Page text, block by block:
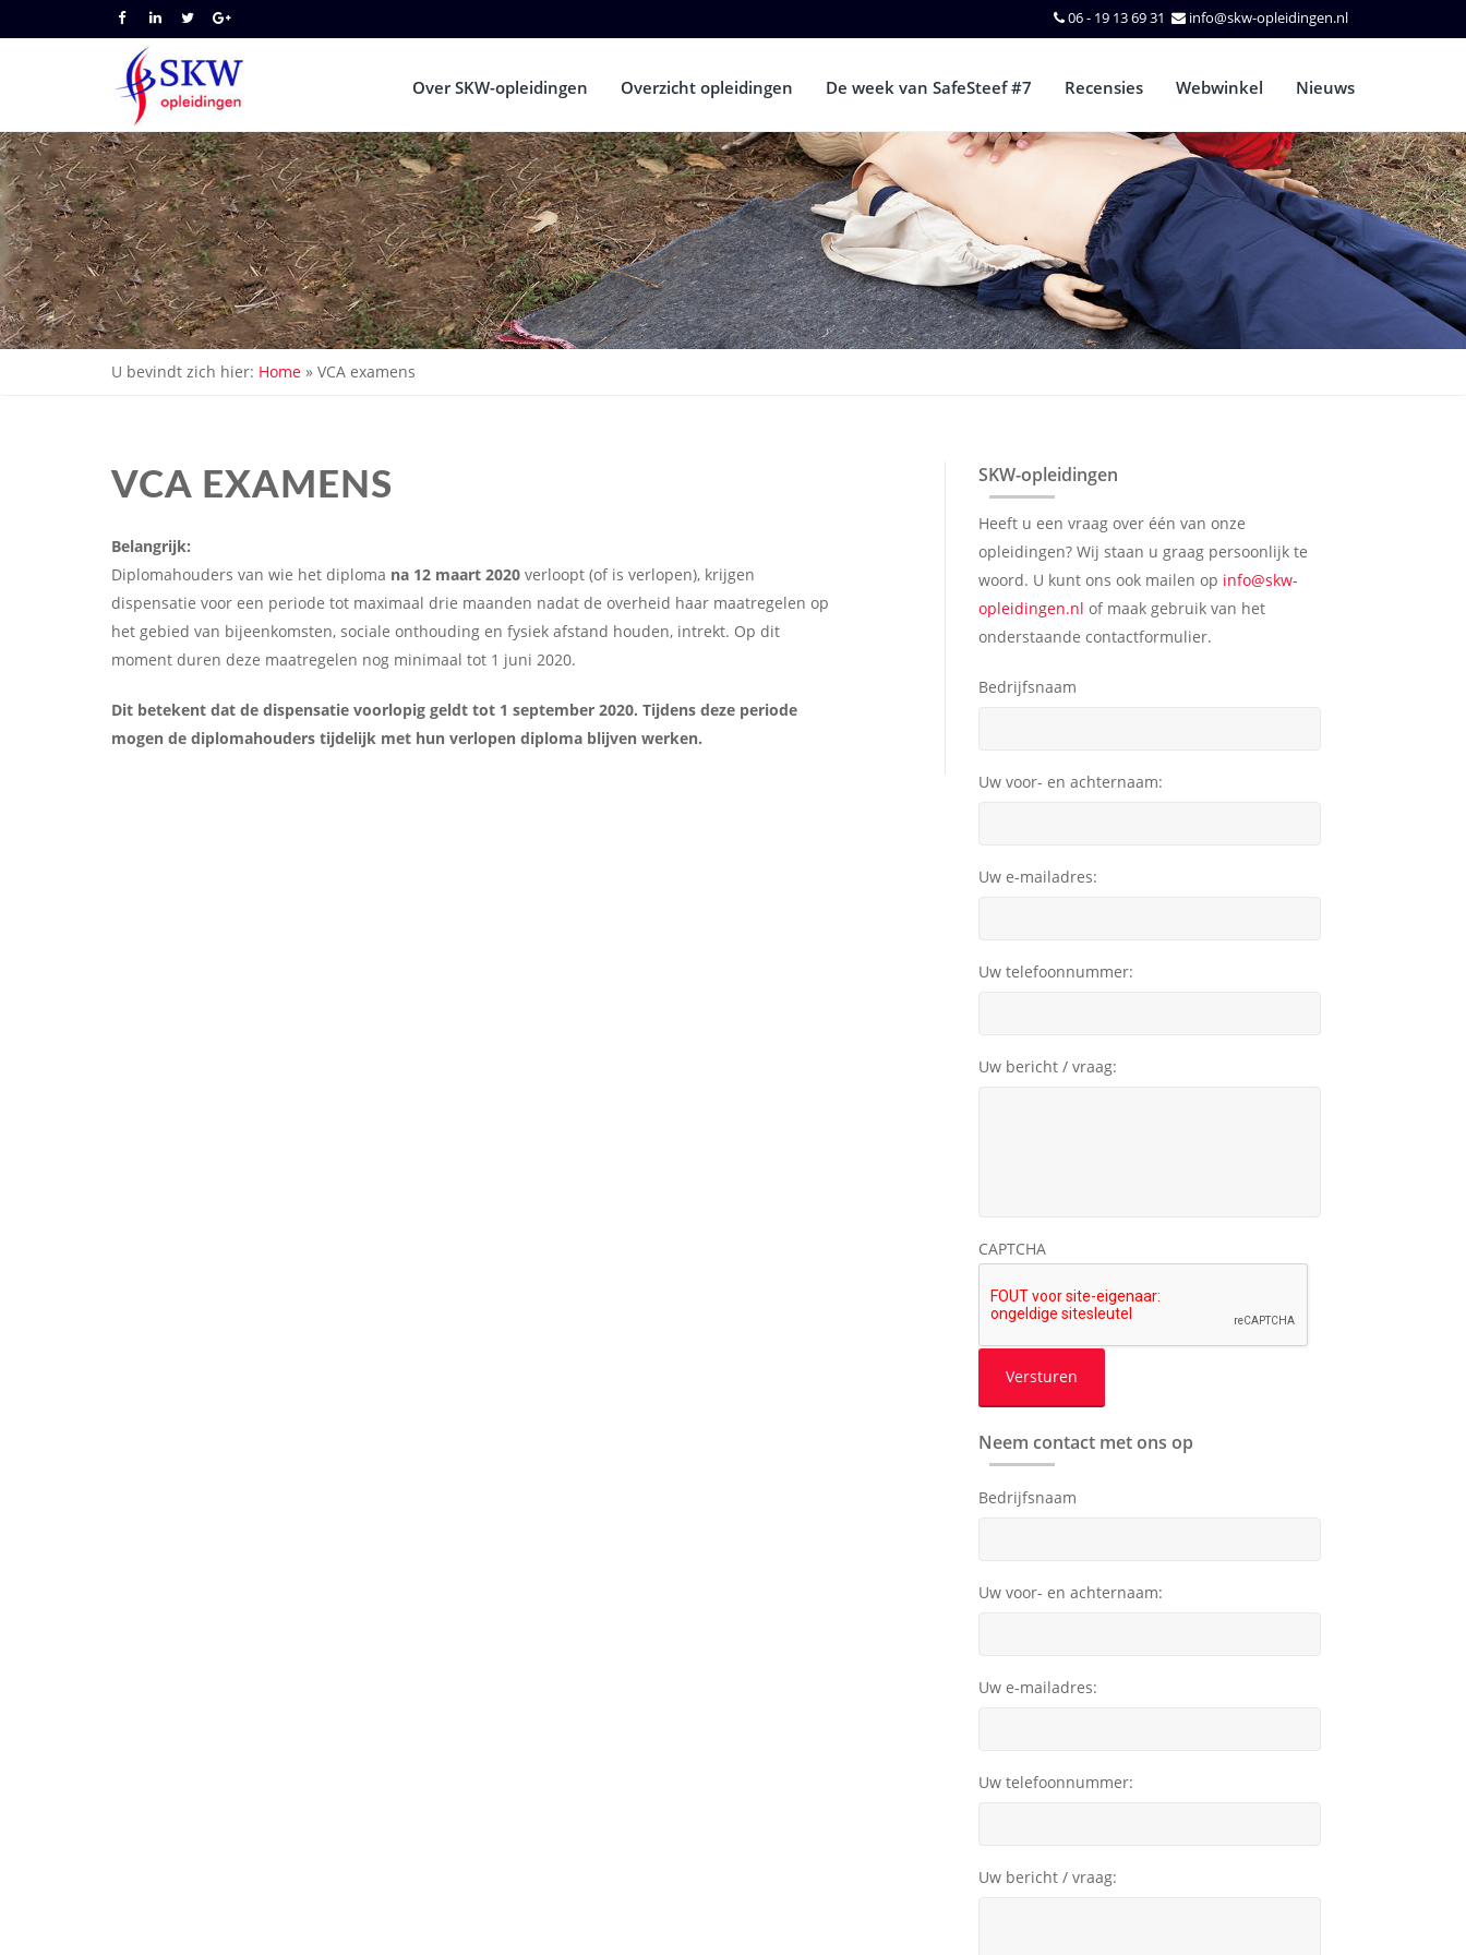
06 - 19 13 69 31 info@skw-opleidingen.nl
Over SKW-opleidingen Overzicht opleidingen De week van SafeSteef #7 Recensies Webwinkel Nieuws
U bevindt zich hier: Home » VCA examens
VCA EXAMENS
Belangrijk:
Diplomahouders van wie het diploma na 12 maart 2020 verloopt (of is verlopen), krijgen
dispensatie voor een periode tot maximaal drie maanden nadat de overheid haar maatregelen op
het gebied van bijeenkomsten, sociale onthouding en fysiek afstand houden, intrekt. Op dit
moment duren deze maatregelen nog minimaal tot 1 juni 2020.
Dit betekent dat de dispensatie voorlopig geldt tot 1 september 2020. Tijdens deze periode
mogen de diplomahouders tijdelijk met hun verlopen diploma blijven werken.
SKW-opleidingen
Heeft u een vraag over één van onze
opleidingen? Wij staan u graag persoonlijk te
woord. U kunt ons ook mailen op info@skw-
opleidingen.nl of maak gebruik van het
onderstaande contactformulier.
Bedrijfsnaam
Uw voor- en achternaam:
Uw e-mailadres:
Uw telefoonnummer:
Uw bericht / vraag:
CAPTCHA
Neem contact met ons op
Bedrijfsnaam
Uw voor- en achternaam:
Uw e-mailadres:
Uw telefoonnummer:
Uw bericht / vraag: